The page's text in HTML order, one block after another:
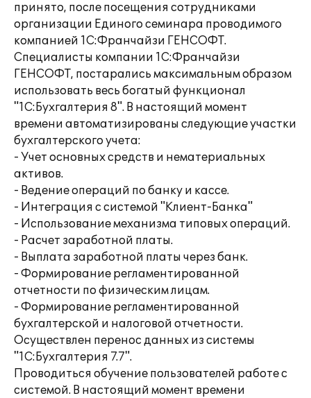
принято, после посещения сотрудниками
организации Единого семинара проводимого
компанией 1С:Франчайзи ГЕНСОФТ.
Специалисты компании 1С:Франчайзи
ГЕНСОФТ, постарались максимальным образом
использовать весь богатый функционал
"1С:Бухгалтерия 8". В настоящий момент
времени автоматизированы следующие участки
бухгалтерского учета:
- Учет основных средств и нематериальных
активов.
- Ведение операций по банку и кассе.
- Интеграция с системой "Клиент-Банка"
- Использование механизма типовых операций.
- Расчет заработной платы.
- Выплата заработной платы через банк.
- Формирование регламентированной
отчетности по физическим лицам.
- Формирование регламентированной
бухгалтерской и налоговой отчетности.
Осуществлен перенос данных из системы
"1С:Бухгалтерия 7.7".
Проводиться обучение пользователей работе с
системой. В настоящий момент времени